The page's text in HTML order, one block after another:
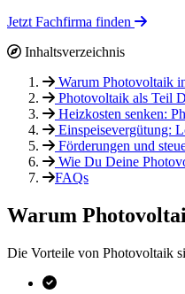
Jetzt Fachfirma finden
Inhaltsverzeichnis
Warum Photovoltaik
Photovoltaik als Teil
Heizkosten senken:
Einspeisevergütung:
Förderungen und
Wie Du Deine
FAQs
Warum
Die Vorteile von Photovoltaik